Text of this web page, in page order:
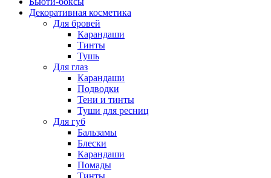
Декоративная косметика
Для бровей
Карандаши
Тинты
Тушь
Для глаз
Карандаши
Подводки
Тени и тинты
Туши для ресниц
Для губ
Бальзамы
Блески
Карандаши
Помады